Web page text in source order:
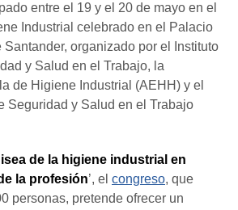
entre el 19 y el 20 de mayo en el
Industrial celebrado en el Palacio
organizado por el Instituto
y Salud en el Trabajo, la
de Higiene Industrial (AEHH) y el
Seguridad y Salud en el Trabajo
de la higiene industrial en
la profesión’, el congreso, que
personas, pretende ofrecer un